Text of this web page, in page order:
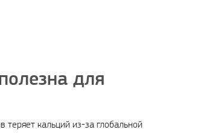
для
теряет кальций из-за глобальной